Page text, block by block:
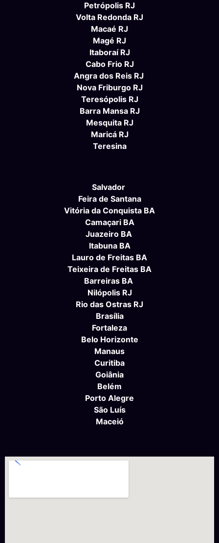
Petrópolis RJ
Volta Redonda RJ
Macaé RJ
Magé RJ
Itaboraí RJ
Cabo Frio RJ
Angra dos Reis RJ
Nova Friburgo RJ
Teresópolis RJ
Barra Mansa RJ
Mesquita RJ
Maricá RJ
Teresina
Salvador
Feira de Santana
Vitória da Conquista BA
Camaçari BA
Juazeiro BA
Itabuna BA
Lauro de Freitas BA
Teixeira de Freitas BA
Barreiras BA
Nilópolis RJ
Rio das Ostras RJ
Brasília
Fortaleza
Belo Horizonte
Manaus
Curitiba
Goiânia
Belém
Porto Alegre
São Luís
Maceió